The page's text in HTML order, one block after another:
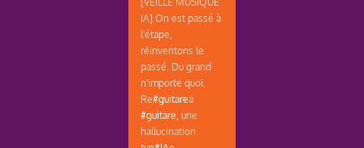
IA] On est passé à
l'étape,
réinventons le
passé. Du grand
n'importe quoi.
Re#guitarea
#guitare , une
hallucination